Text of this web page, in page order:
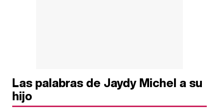
Las palabras de Jaydy Michel a su
hijo